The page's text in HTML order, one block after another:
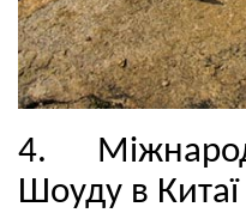
4.
Шоуду в Китаї